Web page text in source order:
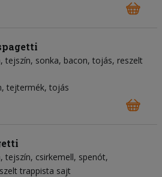
tejszín sonka bacon tojás reszelt
tejtermék, tojás
tejszín csirkemell spenót
trappista sajt